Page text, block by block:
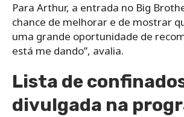
Para Arthur, a entrada no Big
chance de melhorar e de mostrar
uma grande oportunidade de
está me dando”, avalia.
Lista de
divulgada na